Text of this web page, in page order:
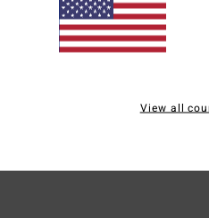
View all